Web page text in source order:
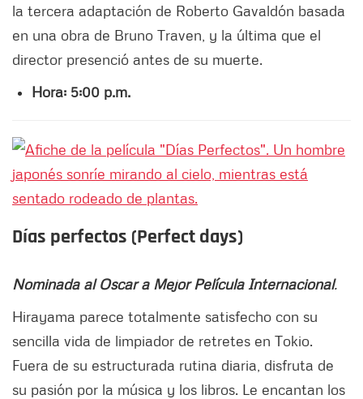
la tercera adaptación de Roberto Gavaldón basada
en una obra de Bruno Traven, y la última que el
director presenció antes de su muerte.
Hora: 5:00 p.m.
Días perfectos (Perfect days)
Nominada al Oscar a Mejor Película Internacional.
Hirayama parece totalmente satisfecho con su
sencilla vida de limpiador de retretes en Tokio.
Fuera de su estructurada rutina diaria, disfruta de
su pasión por la música y los libros. Le encantan los